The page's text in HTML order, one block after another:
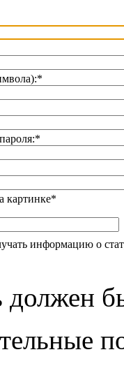
*
*
картинке*
информацию о
должен